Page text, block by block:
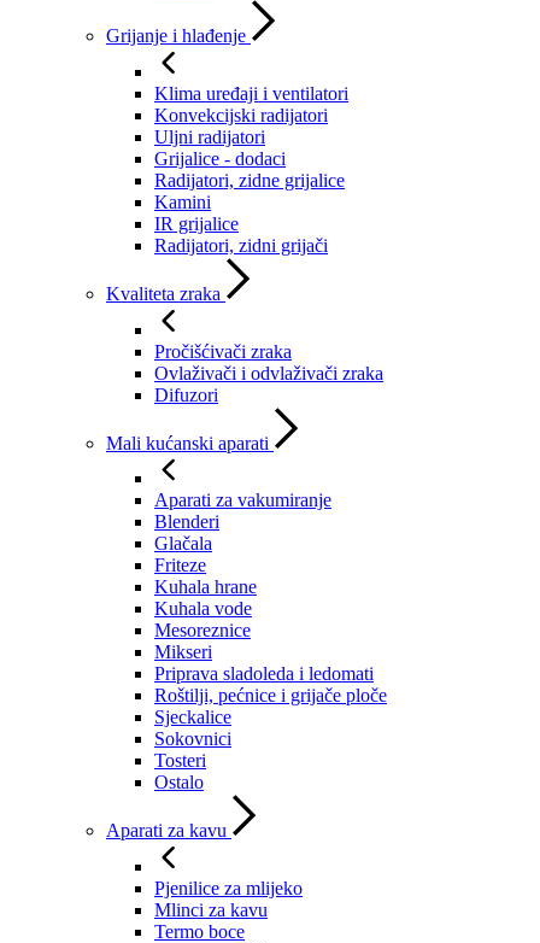
Grijanje i hlađenje
Klima uređaji i ventilatori
Konvekcijski radijatori
Uljni radijatori
Grijalice - dodaci
Radijatori, zidne grijalice
Kamini
IR grijalice
Radijatori, zidni grijači
Kvaliteta zraka
Pročišćivači zraka
Ovlaživači i odvlaživači zraka
Difuzori
Mali kućanski aparati
Aparati za vakumiranje
Blenderi
Glačala
Friteze
Kuhala hrane
Kuhala vode
Mesoreznice
Mikseri
Priprava sladoleda i ledomati
Roštilji, pećnice i grijače ploče
Sjeckalice
Sokovnici
Tosteri
Ostalo
Aparati za kavu
Pjenilice za mlijeko
Mlinci za kavu
Termo boce